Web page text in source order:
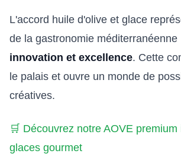
L'accord huile d'olive et glace
de la gastronomie méditerranéenne
innovation et excellence. Cette
le palais et ouvre un monde de
créatives.
🛒 Découvrez notre AOVE premium
glaces gourmet